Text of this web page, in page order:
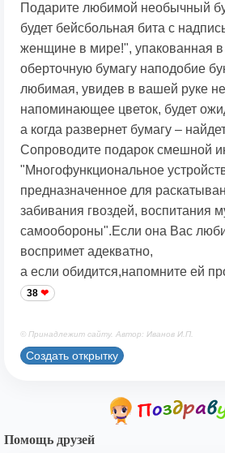
Подарите любимой необычный
будет бейсбольная бита с
женщине в мире!", упакованная
оберточную бумагу наподобие
любимая, увидев в вашей руке
напоминающее цветок, будет
а когда развернет бумагу –
Сопроводите подарок смешной
"Многофункциональное
предназначенное для
забивания гвоздей, воспитания
самообороны".Если она Вас
воспримет адекватно,
а если обидится,напомните ей
38
© Принадлежит сайту. Автор: Иванов И.П.
Создать открытку
Помощь друзей